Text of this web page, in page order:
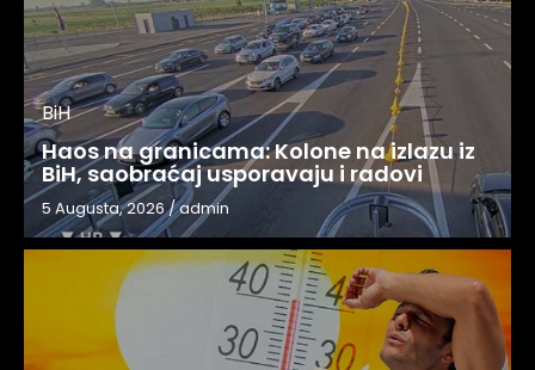
BiH
Haos na granicama: Kolone na izlazu iz
BiH, saobraćaj usporavaju i radovi
5 Augusta, 2026/admin